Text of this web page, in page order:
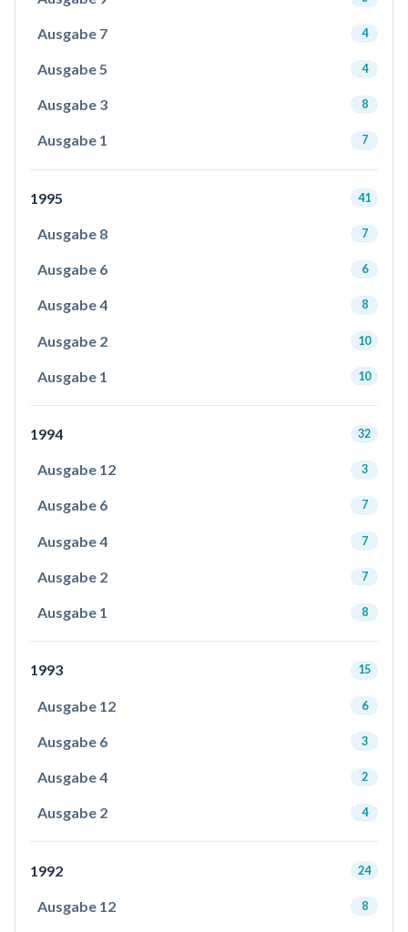
Ausgabe 7 4
Ausgabe 5 4
Ausgabe 3 8
Ausgabe 1 7
1995 41
Ausgabe 8 7
Ausgabe 6 6
Ausgabe 4 8
Ausgabe 2 10
Ausgabe 1 10
1994 32
Ausgabe 12 3
Ausgabe 6 7
Ausgabe 4 7
Ausgabe 2 7
Ausgabe 1 8
1993 15
Ausgabe 12 6
Ausgabe 6 3
Ausgabe 4 2
Ausgabe 2 4
1992 24
Ausgabe 12 8